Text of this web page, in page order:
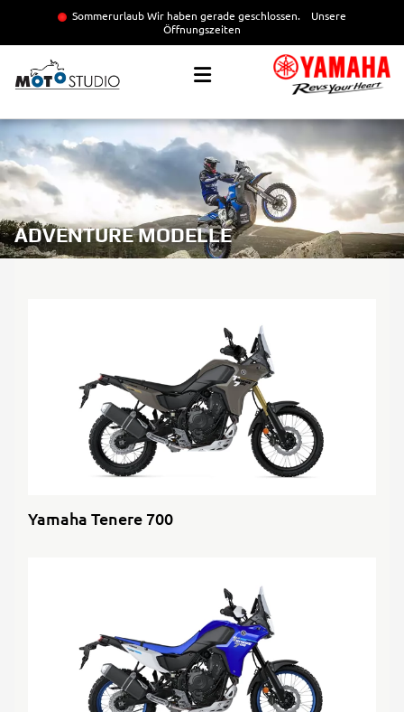
Sommerurlaub Wir haben gerade geschlossen.
Unsere
Öffnungszeiten
ADVENTURE MODELLE
Yamaha Tenere 700